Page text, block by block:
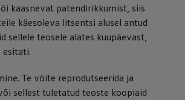
kaasnevat patendirikkumist, siis
käesoleva litsentsi alusel antud
sellele teosele alates kuupäevast,
esitati.
Te võite reprodutseerida ja
sellest tuletatud teoste koopiaid